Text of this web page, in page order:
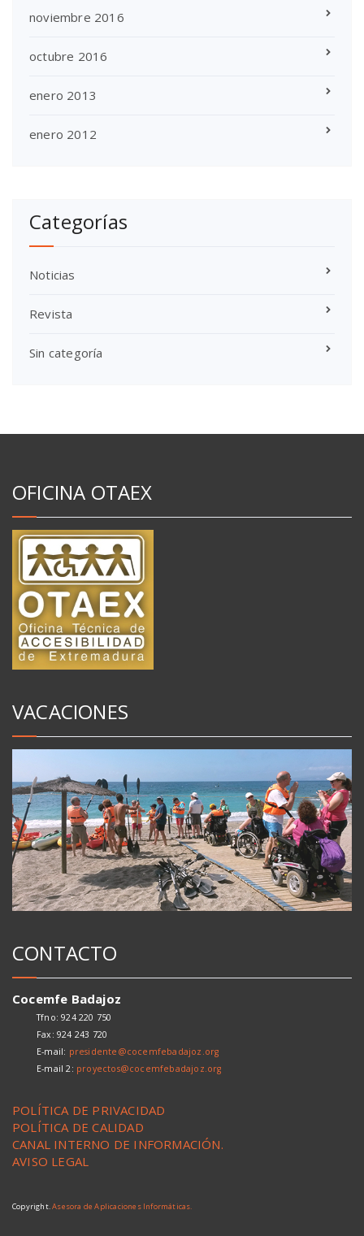
noviembre 2016
octubre 2016
enero 2013
enero 2012
Categorías
Noticias
Revista
Sin categoría
OFICINA OTAEX
VACACIONES
CONTACTO
Cocemfe Badajoz
Tfno: 924 220 750
Fax: 924 243 720
E-mail: presidente@cocemfebadajoz.org
E-mail 2: proyectos@cocemfebadajoz.org
POLÍTICA DE PRIVACIDAD
POLÍTICA DE CALIDAD
CANAL INTERNO DE INFORMACIÓN.
AVISO LEGAL
Copyright.Asesora de Aplicaciones Informáticas.